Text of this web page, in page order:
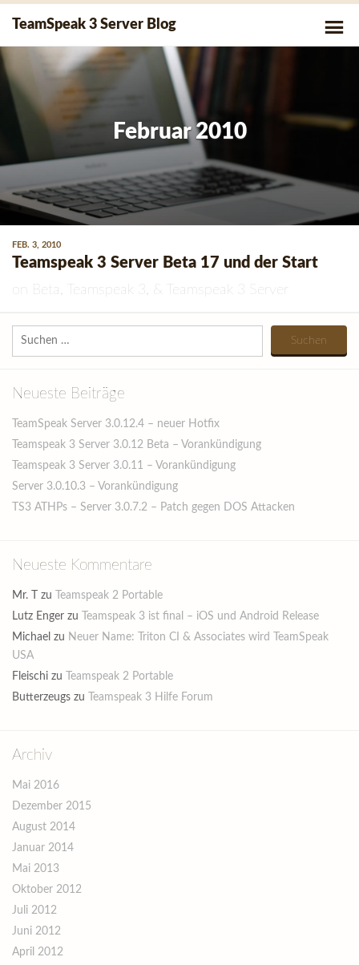
content
TeamSpeak 3 Server Blog
Februar 2010
FEB. 3, 2010
Teamspeak 3 Server Beta 17 und der Start
Beta, Teamspeak 3 , & Teamspeak 3 Server
Suchen
Neueste Beiträge
TeamSpeak Server 3.0.12.4 – neuer Hotfix
Teamspeak 3 Server 3.0.12 Beta – Vorankündigung
Teamspeak 3 Server 3.0.11 – Vorankündigung
Server 3.0.10.3 – Vorankündigung
TS3 ATHPs – Server 3.0.7.2 – Patch gegen DOS Attacken
Neueste Kommentare
Mr. T zu
Teamspeak 2 Portable
Lutz Enger zu
Teamspeak 3 ist final – iOS und Android Release
Michael zu Neuer Name: Triton CI & Associates wird TeamSpeak
USA
Fleischi zu
Teamspeak 2 Portable
Butterzeugs zu Teamspeak 3 Hilfe Forum
Archiv
Mai 2016
Dezember 2015
August 2014
Januar 2014
Mai 2013
Oktober 2012
Juli 2012
Juni 2012
April 2012